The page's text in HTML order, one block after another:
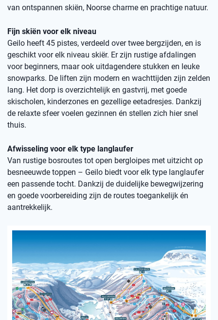
van ontspannen skiën, Noorse charme en prachtige natuur.
Fijn skiën voor elk niveau
Geilo heeft 45 pistes, verdeeld over twee bergzijden, en is
geschikt voor elk niveau skiër. Er zijn rustige afdalingen
voor beginners, maar ook uitdagendere stukken en leuke
snowparks. De liften zijn modern en wachttijden zijn zelden
lang. Het dorp is overzichtelijk en gastvrij, met goede
skischolen, kinderzones en gezellige eetadresjes. Dankzij
de relaxte sfeer voelen gezinnen én stellen zich hier snel
thuis.
Afwisseling voor elk type langlaufer
Van rustige bosroutes tot open bergloipes met uitzicht op
besneeuwde toppen – Geilo biedt voor elk type langlaufer
een passende tocht. Dankzij de duidelijke bewegwijzering
en goede voorbereiding zijn de routes toegankelijk én
aantrekkelijk.